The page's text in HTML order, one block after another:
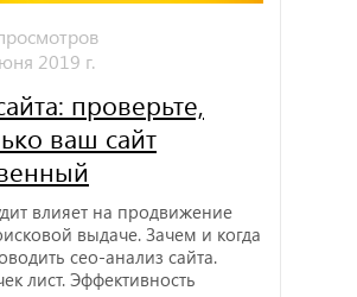
2019 г.
проверьте,
ваш сайт
влияет на продвижение
выдаче. Зачем и когда
сео-анализ сайта.
лист. Эффективность